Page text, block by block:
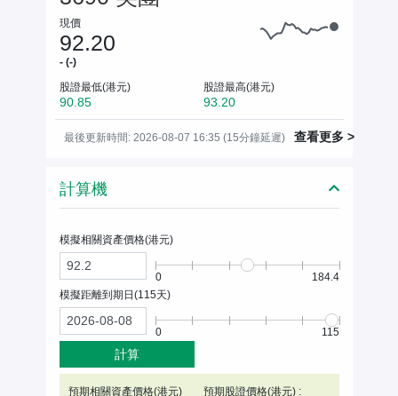
現價
92.20
- (-)
股證最低(港元)
90.85
股證最高(港元)
93.20
最後更新時間: 2026-08-07 16:35 (15分鐘延遲) 查看更多 >
計算機
模擬相關資產價格(港元)
0
184.4
模擬距離到期日(115天)
0 115
計算
預期相關資產價格(港元) 預期股證價格(港元) :